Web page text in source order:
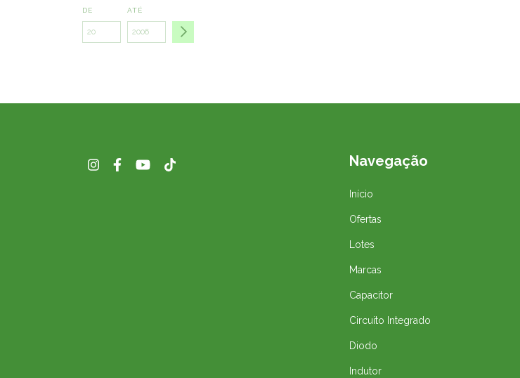
DE ATÉ
Navegação
Início
Ofertas
Lotes
Marcas
Capacitor
Circuito Integrado
Diodo
Indutor